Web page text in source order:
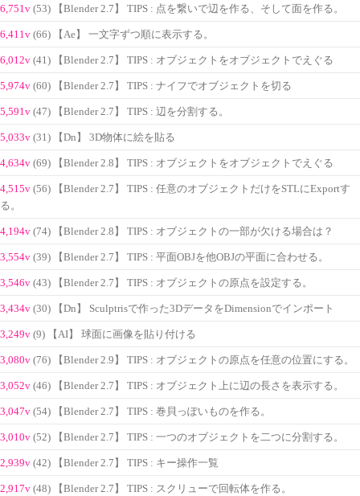
6,751v (53) 【Blender 2.7】 TIPS : 点を繋いで辺を作る、そして面を作る。
6,411v (66) 【Ae】 一文字ずつ順に表示する。
6,012v (41) 【Blender 2.7】 TIPS : オブジェクトをオブジェクトでえぐる
5,974v (60) 【Blender 2.7】 TIPS : ナイフでオブジェクトを切る
5,591v (47) 【Blender 2.7】 TIPS : 辺を分割する。
5,033v (31) 【Dn】 3D物体に絵を貼る
4,634v (69) 【Blender 2.8】 TIPS : オブジェクトをオブジェクトでえぐる
4,515v (56) 【Blender 2.7】 TIPS : 任意のオブジェクトだけをSTLにExportす
る。
4,194v (74) 【Blender 2.8】 TIPS : オブジェクトの一部が欠ける場合は？
3,554v (39) 【Blender 2.7】 TIPS : 平面OBJを他OBJの平面に合わせる。
3,546v (43) 【Blender 2.7】 TIPS : オブジェクトの原点を設定する。
3,434v (30) 【Dn】 Sculptrisで作った3DデータをDimensionでインポート
3,249v (9) 【AI】 球面に画像を貼り付ける
3,080v (76) 【Blender 2.9】 TIPS : オブジェクトの原点を任意の位置にする。
3,052v (46) 【Blender 2.7】 TIPS : オブジェクト上に辺の長さを表示する。
3,047v (54) 【Blender 2.7】 TIPS : 巻貝っぽいものを作る。
3,010v (52) 【Blender 2.7】 TIPS : 一つのオブジェクトを二つに分割する。
2,939v (42) 【Blender 2.7】 TIPS : キー操作一覧
2,917v (48) 【Blender 2.7】 TIPS : スクリューで回転体を作る。